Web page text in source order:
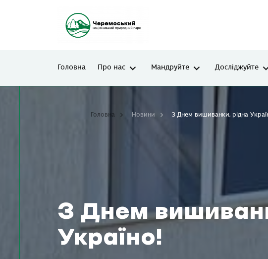
Головна Про нас Мандруйте Досліджуйте
З Днем
Україно!
Головна Новини З Днем вишиванки, рідна